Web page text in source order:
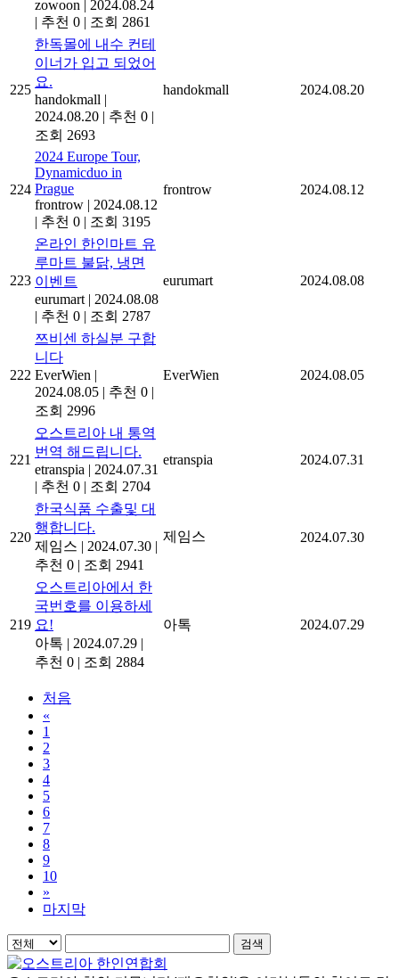
zowoon | 2024.08.24
| 추천 0 | 조회 2861
225
한독몰에 내수 컨테
이너가 입고 되었어
요.
handokmall |
2024.08.20 | 추천 0 |
조회 2693
handokmall 2024.08.20
224
2024 Europe Tour,
Dynamicduo in
Prague
frontrow | 2024.08.12
| 추천 0 | 조회 3195
frontrow 2024.08.12
223
온라인 한인마트 유
루마트 불닭, 냉면
이벤트
eurumart | 2024.08.08
| 추천 0 | 조회 2787
eurumart 2024.08.08
222
쯔비센 하실분 구합
니다
EverWien |
2024.08.05 | 추천 0 |
조회 2996
EverWien 2024.08.05
221
오스트리아 내 통역
번역 해드립니다.
etranspia | 2024.07.31
| 추천 0 | 조회 2704
etranspia 2024.07.31
220
한국식품 수출및 대
행합니다.
제임스 | 2024.07.30 |
추천 0 | 조회 2941
제임스 2024.07.30
219
오스트리아에서 한
국번호를 이용하세
요!
아톡 | 2024.07.29 |
추천 0 | 조회 2884
아톡 2024.07.29
처음
«
1
2
3
4
5
6
7
8
9
10
»
마지막
검색